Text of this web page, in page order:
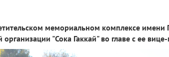
мемориальном комплексе
организации "Сока Гаккай" во главе с ее